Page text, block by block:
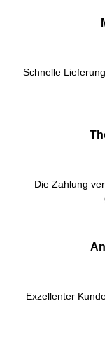
Schnelle
Die Zahlung
Exzellenter